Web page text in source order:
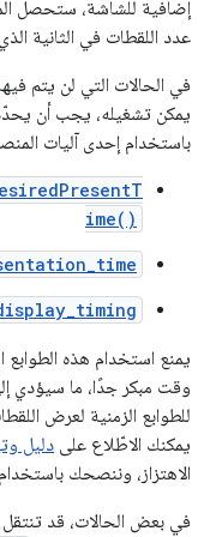
إضافية للشاشة، ستحصل
عدد اللقطات في الثانية
في الحالات التي لن يتم
يمكن تشغيله، يجب أن يحدّد
باستخدام إحدى آليات
ime()
يمنع استخدام هذه
وقت مبكر جدًا، ما سيؤدي
للطوابع الزمنية لعرض
يمكنك الاطّلاع على دليل
الاهتزاز، وننصحك باستخدام
في بعض الحالات، قد